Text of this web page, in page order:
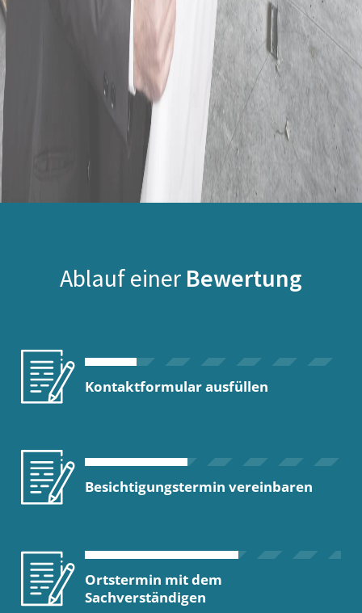
Ablauf einer Bewertung
Kontaktformular ausfüllen
Besichtigungstermin vereinbaren
Ortstermin mit dem
Sachverständigen